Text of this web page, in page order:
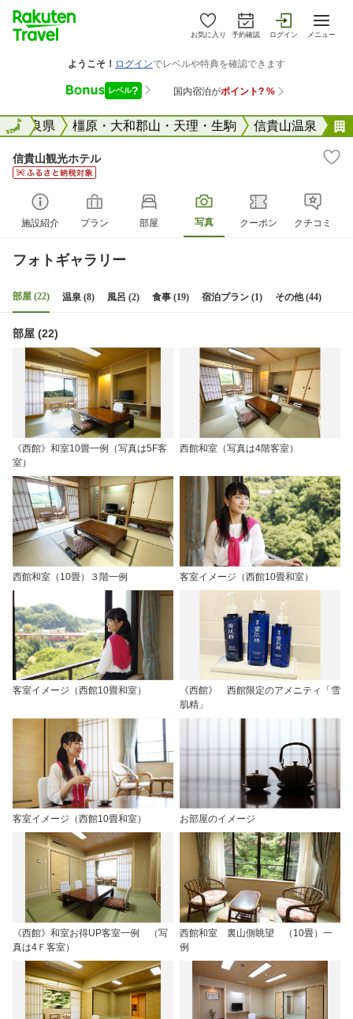
お気に入り 予約確認 ログイン メニュー
全国奈良県 橿原・大和郡山・天理・生駒 信貴山温泉
全国
信貴山観光ホテル
施設紹介 プラン 部屋 写真 クーポン クチコミ
フォトギャラリー
部屋 (22) 温泉 (8) 風呂 (2) 食事 (19) 宿泊プラン (1) その他 (44)
部屋 (22)
《西館》和室10畳一例（写真は5F客
室）
西館和室（写真は4階客室）
西館和室（10畳）３階一例 客室イメージ（西館10畳和室）
客室イメージ（西館10畳和室）
《西館》 西館限定のアメニティ「雪
肌精」
客室イメージ（西館10畳和室） お部屋のイメージ
《西館》和室お得UP客室一例 （写
真は4Ｆ客室）
西館和室 裏山側眺望 （10畳）一
例